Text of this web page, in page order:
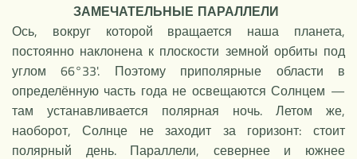
ЗАМЕЧАТЕЛЬНЫЕ ПАРАЛЛЕЛИ
Ось, вокруг которой вращается наша планета,
постоянно наклонена к плоскости земной орбиты под
углом 66°33'. Поэтому приполярные области в
определённую часть года не освещаются Солнцем —
там устанавливается полярная ночь. Летом же,
наоборот, Солнце не заходит за горизонт: стоит
полярный день. Параллели, севернее и южнее